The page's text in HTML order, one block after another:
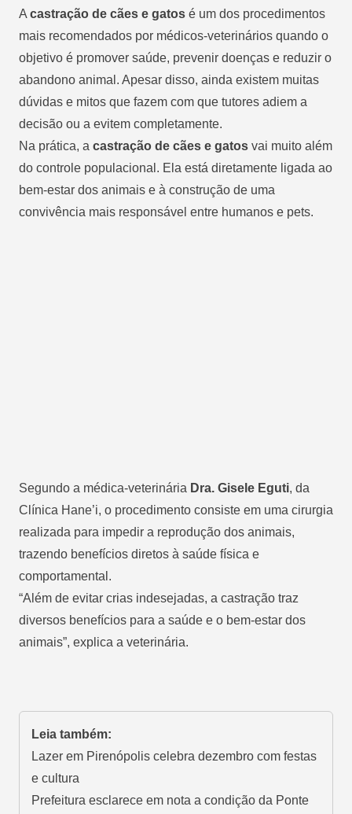
A castração de cães e gatos é um dos procedimentos
mais recomendados por médicos-veterinários quando o
objetivo é promover saúde, prevenir doenças e reduzir o
abandono animal. Apesar disso, ainda existem muitas
dúvidas e mitos que fazem com que tutores adiem a
decisão ou a evitem completamente.
Na prática, a castração de cães e gatos vai muito além
do controle populacional. Ela está diretamente ligada ao
bem-estar dos animais e à construção de uma
convivência mais responsável entre humanos e pets.
Segundo a médica-veterinária Dra. Gisele Eguti, da
Clínica Hane’i, o procedimento consiste em uma cirurgia
realizada para impedir a reprodução dos animais,
trazendo benefícios diretos à saúde física e
comportamental.
“Além de evitar crias indesejadas, a castração traz
diversos benefícios para a saúde e o bem-estar dos
animais”, explica a veterinária.
Leia também:
Lazer em Pirenópolis celebra dezembro com festas
e cultura
Prefeitura esclarece em nota a condição da Ponte